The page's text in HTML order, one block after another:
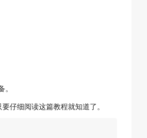
仔细阅读这篇教程就知道了。